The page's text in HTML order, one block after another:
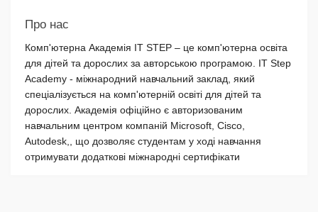
Про нас
Комп'ютерна Академія IT STEP – це комп'ютерна освіта
для дітей та дорослих за авторською програмою. IT Step
Academy - міжнародний навчальний заклад, який
спеціалізується на комп'ютерній освіті для дітей та
дорослих. Академія офіційно є авторизованим
навчальним центром компаній Microsoft, Cisco,
Autodesk,, що дозволяє студентам у ході навчання
отримувати додаткові міжнародні сертифікати